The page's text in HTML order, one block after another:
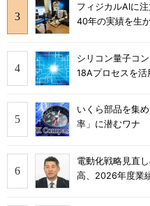
フィジカルAIに
40年の実績を生
シリコン量子コ
18Aプロセスを活
いくら部品を集
率」に潜むワナ
電動化戦略見直
高、2026年度業